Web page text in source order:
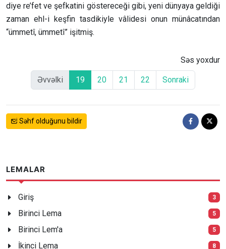
diye re’fet ve şefkatini göstereceği gibi, yeni dünyaya geldiği
zaman ehl-i keşfin tasdikiyle vâlidesi onun münâcatından
“ümmetî, ümmetî” işitmiş.
Səs yoxdur
Əvvəlki 19 20 21 22 Sonraki
Səhf olduğunu bildir
LEMALAR
Giriş 3
Birinci Lema 5
Birinci Lem'a 5
İkinci Lema 8